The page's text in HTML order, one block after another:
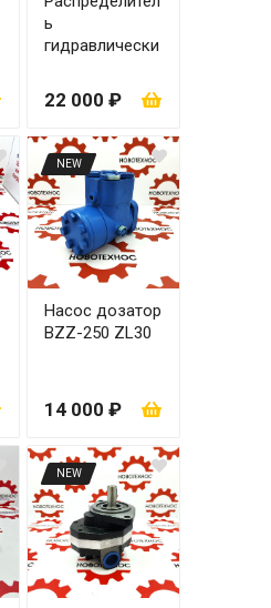
ь
гидравлически
(управление
рычаги)
22 000 ₽
NEW
Насос дозатор
BZZ-250 ZL30
14 000 ₽
NEW